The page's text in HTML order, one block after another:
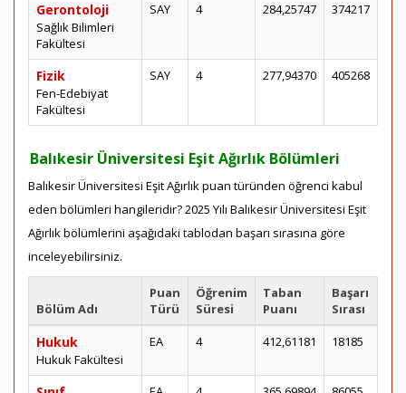
Gerontoloji
Sağlık Bilimleri
Fakültesi
SAY 4 284,25747 374217
Fizik
Fen-Edebiyat
Fakültesi
SAY 4 277,94370 405268
Balıkesir Üniversitesi Eşit Ağırlık Bölümleri
Balıkesir Üniversitesi Eşit Ağırlık puan türünden öğrenci kabul
eden bölümleri hangileridir? 2025 Yılı Balıkesir Üniversitesi Eşit
Ağırlık bölümlerini aşağıdaki tablodan başarı sırasına göre
inceleyebilirsiniz.
Bölüm Adı
Puan
Türü
Öğrenim
Süresi
Taban
Puanı
Başarı
Sırası
Hukuk
Hukuk Fakültesi
EA 4 412,61181 18185